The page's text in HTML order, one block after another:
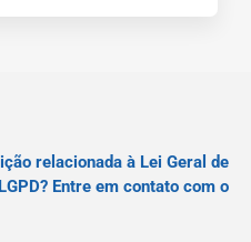
relacionada à Lei Geral de
Entre em contato com o